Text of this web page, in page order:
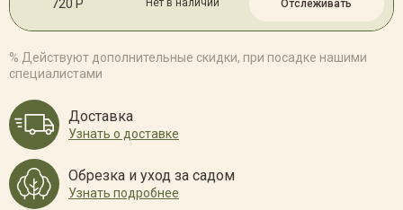
720 Р Нет в наличии Отслеживать
% Действуют дополнительные скидки, при посадке нашими
специалистами
Доставка
Узнать о доставке
Обрезка и уход за садом
Узнать подробнее